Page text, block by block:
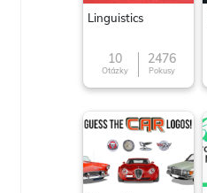
Linguistics
10
Otázky
2476
Pokusy